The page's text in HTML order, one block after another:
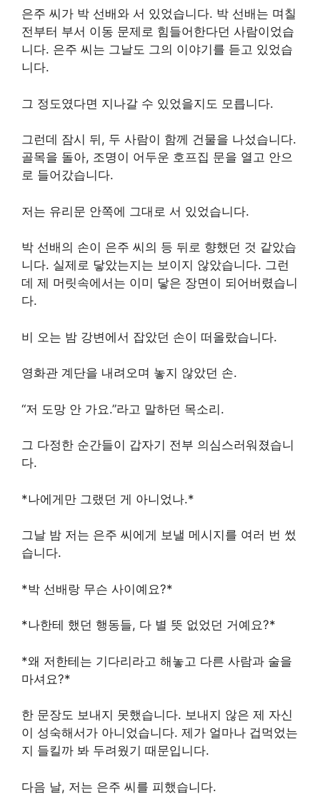
은주 씨가 박 선배와 서 있었습니다. 박 선배는 며칠
전부터 부서 이동 문제로 힘들어한다던 사람이었습
니다. 은주 씨는 그날도 그의 이야기를 듣고 있었습
니다.
그 정도였다면 지나갈 수 있었을지도 모릅니다.
그런데 잠시 뒤, 두 사람이 함께 건물을 나섰습니다.
골목을 돌아, 조명이 어두운 호프집 문을 열고 안으
로 들어갔습니다.
저는 유리문 안쪽에 그대로 서 있었습니다.
박 선배의 손이 은주 씨의 등 뒤로 향했던 것 같았습
니다. 실제로 닿았는지는 보이지 않았습니다. 그런
데 제 머릿속에서는 이미 닿은 장면이 되어버렸습니
다.
비 오는 밤 강변에서 잡았던 손이 떠올랐습니다.
영화관 계단을 내려오며 놓지 않았던 손.
“저 도망 안 가요.”라고 말하던 목소리.
그 다정한 순간들이 갑자기 전부 의심스러워졌습니
다.
*나에게만 그랬던 게 아니었나.*
그날 밤 저는 은주 씨에게 보낼 메시지를 여러 번 썼
습니다.
*박 선배랑 무슨 사이예요?*
*나한테 했던 행동들, 다 별 뜻 없었던 거예요?*
*왜 저한테는 기다리라고 해놓고 다른 사람과 술을
마셔요?*
한 문장도 보내지 못했습니다. 보내지 않은 제 자신
이 성숙해서가 아니었습니다. 제가 얼마나 겁먹었는
지 들킬까 봐 두려웠기 때문입니다.
다음 날, 저는 은주 씨를 피했습니다.